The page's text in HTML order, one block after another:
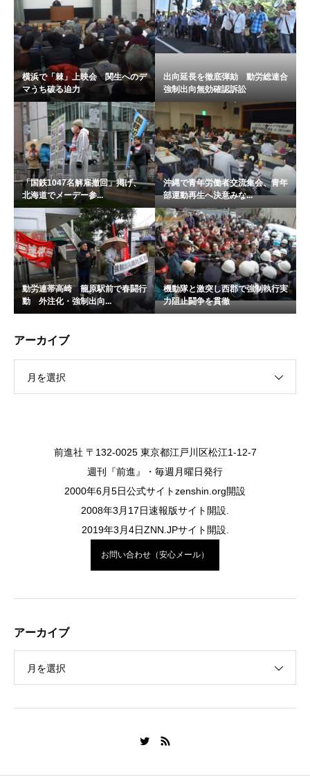
横浜で「棘」上映会 関生へのデ
マうち破る迫力
出向延長を徹底弾劾 動労総連合
強制出向無効確認訴訟
「国鉄1047名解雇撤回」掲げ、
北海道でメーデー参...
沖縄で青年労働者交流集会、青年
部運動再生へ決意みな...
動労連帯高崎 籠原駅前で春闘行
動 外注化・強制出向...
機動隊と激突し西郡で強制執行実
力阻止闘争を貫徹
アーカイブ
月を選択
前進社 〒132-0025 東京都江戸川区松江1-12-7
週刊『前進』・毎週月曜日発行
2000年6月5日公式サイトzenshin.org開設
2008年3月17日速報版サイト開設.
2019年3月4日ZNN.JPサイト開設.
お問い合わせ（安心メール）
アーカイブ
月を選択